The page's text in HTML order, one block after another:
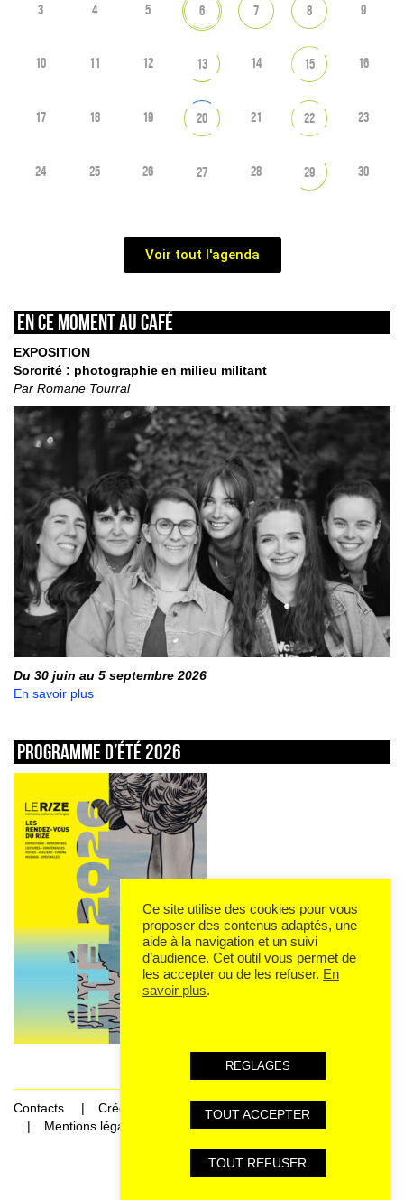
3 4 5 6 7 8 9
10 11 12 13 14 15 16
17 18 19 20 21 22 23
24 25 26 27 28 29 30
Voir tout l'agenda
En ce moment au café
EXPOSITION
Sororité : photographie en milieu militant
Par Romane Tourral
Du 30 juin au 5 septembre 2026
En savoir plus
Programme d’été 2026
Contacts
Crédits
Mentions légales et données personnelles
Ce site utilise des cookies pour vous
proposer des contenus adaptés, une
aide à la navigation et un suivi
d’audience. Cet outil vous permet de
les accepter ou de les refuser. En
savoir plus.
REGLAGES
TOUT ACCEPTER
TOUT REFUSER